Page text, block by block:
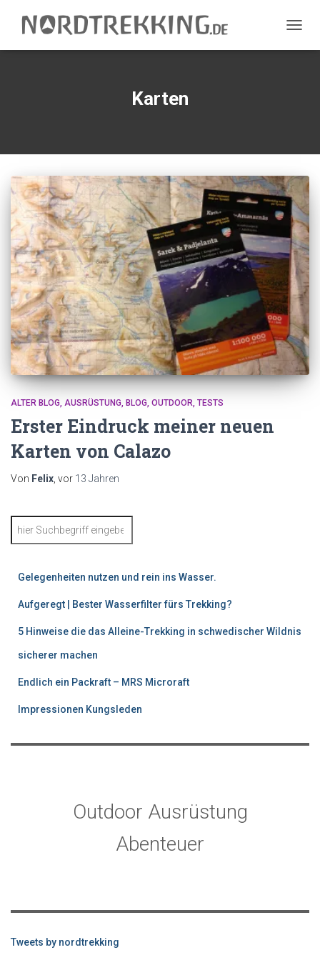
Karten
ALTER BLOG AUSRÜSTUNG BLOG OUTDOOR TESTS
Erster Eindruck meiner neuen
Karten von Calazo
Von Felix , vor 13 Jahren
Gelegenheiten nutzen und rein ins Wasser.
Aufgeregt | Bester Wasserfilter fürs Trekking?
5 Hinweise die das Alleine-Trekking in schwedischer Wildnis
sicherer machen
Endlich ein Packraft – MRS Microraft
Impressionen Kungsleden
Outdoor Ausrüstung
Abenteuer
Tweets by nordtrekking